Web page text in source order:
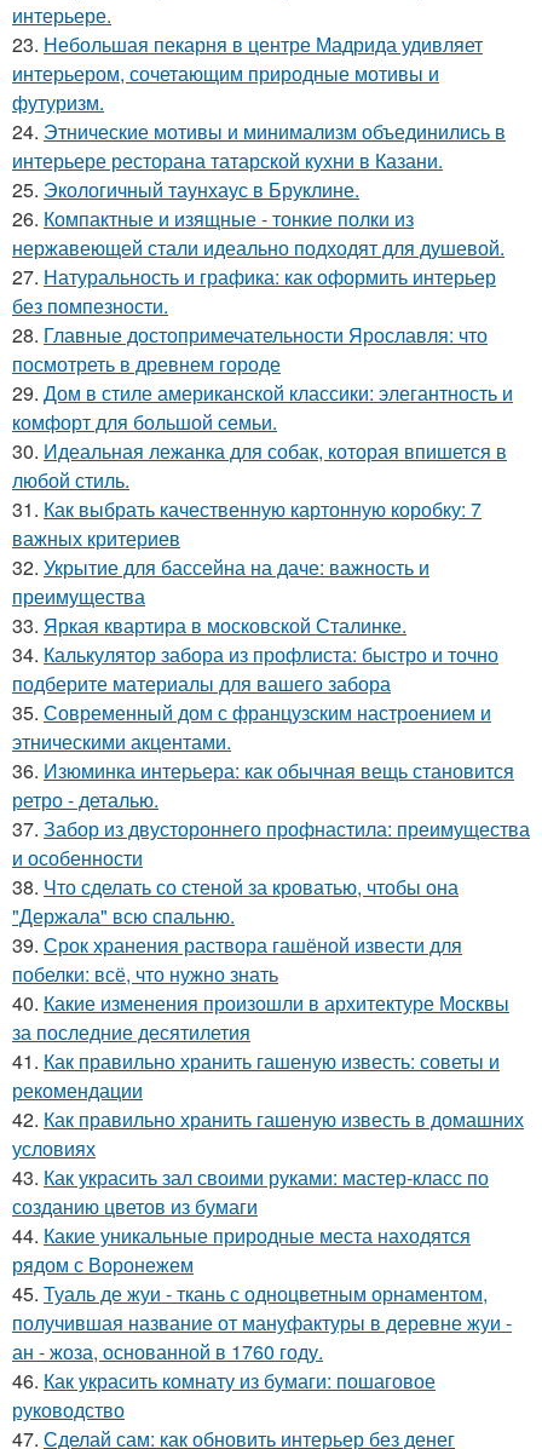
интерьере.
23. Небольшая пекарня в центре Мадрида удивляет
интерьером, сочетающим природные мотивы и
футуризм.
24. Этнические мотивы и минимализм объединились в
интерьере ресторана татарской кухни в Казани.
25. Экологичный таунхаус в Бруклине.
26. Компактные и изящные - тонкие полки из
нержавеющей стали идеально подходят для душевой.
27. Натуральность и графика: как оформить интерьер
без помпезности.
28. Главные достопримечательности Ярославля: что
посмотреть в древнем городе
29. Дом в стиле американской классики: элегантность и
комфорт для большой семьи.
30. Идеальная лежанка для собак, которая впишется в
любой стиль.
31. Как выбрать качественную картонную коробку: 7
важных критериев
32. Укрытие для бассейна на даче: важность и
преимущества
33. Яркая квартира в московской Сталинке.
34. Калькулятор забора из профлиста: быстро и точно
подберите материалы для вашего забора
35. Современный дом с французским настроением и
этническими акцентами.
36. Изюминка интерьера: как обычная вещь становится
ретро - деталью.
37. Забор из двустороннего профнастила: преимущества
и особенности
38. Что сделать со стеной за кроватью, чтобы она
"Держала" всю спальню.
39. Срок хранения раствора гашёной извести для
побелки: всё, что нужно знать
40. Какие изменения произошли в архитектуре Москвы
за последние десятилетия
41. Как правильно хранить гашеную известь: советы и
рекомендации
42. Как правильно хранить гашеную известь в домашних
условиях
43. Как украсить зал своими руками: мастер-класс по
созданию цветов из бумаги
44. Какие уникальные природные места находятся
рядом с Воронежем
45. Туаль де жуи - ткань с одноцветным орнаментом,
получившая название от мануфактуры в деревне жуи -
ан - жоза, основанной в 1760 году.
46. Как украсить комнату из бумаги: пошаговое
руководство
47. Сделай сам: как обновить интерьер без денег